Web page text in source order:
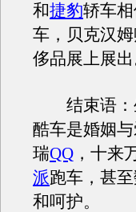
和捷豹轿车
车，贝克汉
侈品展上展出
结束语：
酷车是婚姻
瑞QQ ，十来
派跑车，甚
和呵护。